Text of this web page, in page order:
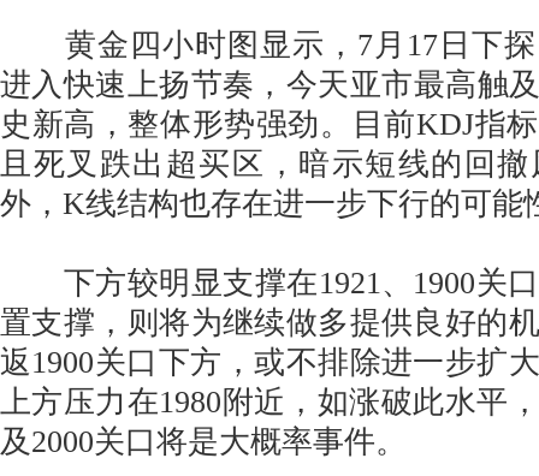
黄金四小时图显示，7月17日下探
进入快速上扬节奏，今天亚市最高触
史新高，整体形势强劲。目前KDJ指
且死叉跌出超买区，暗示短线的回
外，K线结构也存在进一步下行的可能
下方较明显支撑在1921、1900关
置支撑，则将为继续做多提供良好的
返1900关口下方，或不排除进一步扩
上方压力在1980附近，如涨破此水平
及2000关口将是大概率事件。